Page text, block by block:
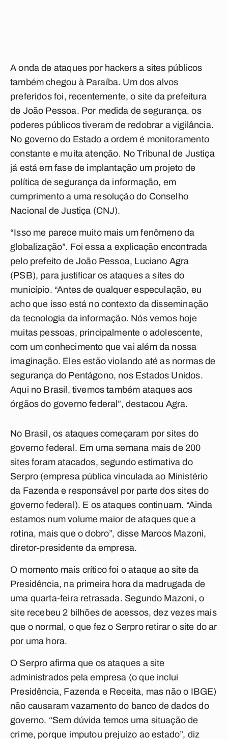
A onda de ataques por hackers a sites públicos
também chegou à Paraíba. Um dos alvos
preferidos foi, recentemente, o site da prefeitura
de João Pessoa. Por medida de segurança, os
poderes públicos tiveram de redobrar a vigilância.
No governo do Estado a ordem é monitoramento
constante e muita atenção. No Tribunal de Justiça
já está em fase de implantação um projeto de
política de segurança da informação, em
cumprimento a uma resolução do Conselho
Nacional de Justiça (CNJ).
“Isso me parece muito mais um fenômeno da
globalização”. Foi essa a explicação encontrada
pelo prefeito de João Pessoa, Luciano Agra
(PSB), para justificar os ataques a sites do
município. “Antes de qualquer especulação, eu
acho que isso está no contexto da disseminação
da tecnologia da informação. Nós vemos hoje
muitas pessoas, principalmente o adolescente,
com um conhecimento que vai além da nossa
imaginação. Eles estão violando até as normas de
segurança do Pentágono, nos Estados Unidos.
Aqui no Brasil, tivemos também ataques aos
órgãos do governo federal”, destacou Agra.
No Brasil, os ataques começaram por sites do
governo federal. Em uma semana mais de 200
sites foram atacados, segundo estimativa do
Serpro (empresa pública vinculada ao Ministério
da Fazenda e responsável por parte dos sites do
governo federal). E os ataques continuam. “Ainda
estamos num volume maior de ataques que a
rotina, mais que o dobro”, disse Marcos Mazoni,
diretor-presidente da empresa.
O momento mais crítico foi o ataque ao site da
Presidência, na primeira hora da madrugada de
uma quarta-feira retrasada. Segundo Mazoni, o
site recebeu 2 bilhões de acessos, dez vezes mais
que o normal, o que fez o Serpro retirar o site do ar
por uma hora.
O Serpro afirma que os ataques a site
administrados pela empresa (o que inclui
Presidência, Fazenda e Receita, mas não o IBGE)
não causaram vazamento do banco de dados do
governo. “Sem dúvida temos uma situação de
crime, porque imputou prejuízo ao estado”, diz